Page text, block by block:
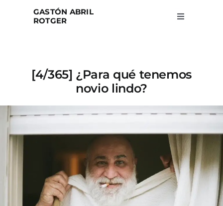
GASTÓN ABRIL
ROTGER
Toggle
Projects
Blog
About
[4/365] ¿Para qué tenemos
novio lindo?